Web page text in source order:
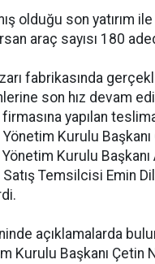
olduğu son yatırım
araç sayısı 180
fabrikasında
son hız devam
yapılan
Yönetim Kurulu
Kurulu
Temsilcisi Emin
açıklamalarda
Kurulu Başkanı Çetin